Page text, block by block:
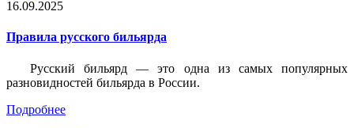
16.09.2025
Правила русского бильярда
Русский бильярд — это одна из самых популярных
разновидностей бильярда в России.
Подробнее